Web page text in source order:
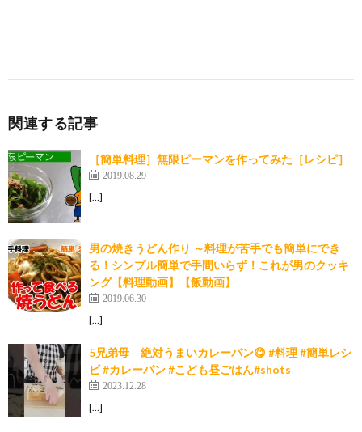
関連する記事
［簡単料理］無限ピーマンを作ってみた［レシピ］
2019.08.29
[…]
男の焼きうどん作り ～料理が苦手でも簡単にでき
る！シンプル簡単で手間いらず！これが男のクッキ
ング【料理動画】【飯動画】
2019.06.30
[…]
5兄弟母 絶対うまいカレーパン😋 #料理 #簡単レシ
ピ #カレーパン #こども昼ごはん#shots
2023.12.28
[…]